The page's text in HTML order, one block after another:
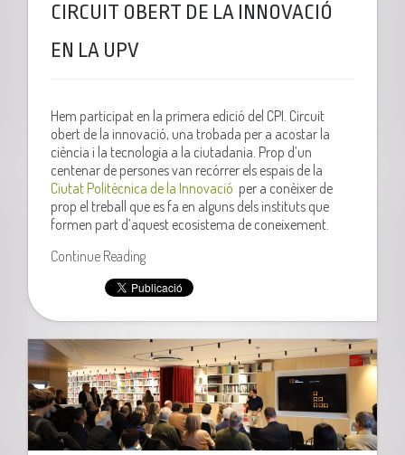
CIRCUIT OBERT DE LA INNOVACIÓ
EN LA UPV
Hem participat en la primera edició del CPI. Circuit
obert de la innovació, una trobada per a acostar la
ciència i la tecnologia a la ciutadania. Prop d’un
centenar de persones van recórrer els espais de la
Ciutat Politècnica de la Innovació per a conèixer de
prop el treball que es fa en alguns dels instituts que
formen part d’aquest ecosistema de coneixement.
Continue Reading